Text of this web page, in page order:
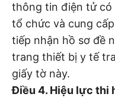
thông tin điện tử có
tổ chức và cung
tiếp nhận hồ sơ đề
trang thiết bị y tế
giấy tờ này.
Điều 4. Hiệu lực thi